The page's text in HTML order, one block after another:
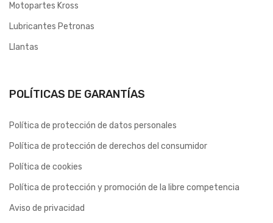
Motopartes Kross
Lubricantes Petronas
Llantas
POLÍTICAS DE GARANTÍAS
Política de protección de datos personales
Política de protección de derechos del consumidor
Política de cookies
Política de protección y promoción de la libre competencia
Aviso de privacidad